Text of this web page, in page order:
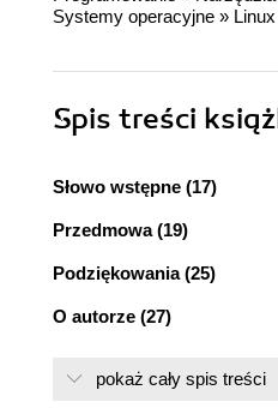
Systemy operacyjne » Linux
Spis treści
Słowo wstępne (17)
Przedmowa (19)
Podziękowania (25)
O autorze (27)
pokaż cały spis treści